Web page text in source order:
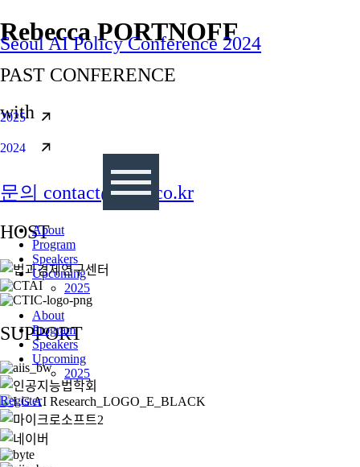
콘텐츠로
건너뛰기
Seoul AI Policy Conference 2024
with
About
Program
Speakers
Upcoming
2025
About
Program
Speakers
Upcoming
2025
Register
Rebecca PORTNOFF
PAST CONFERENCE
2025
2024
문의 contact@sapi.co.kr
HOST
SUPPORT